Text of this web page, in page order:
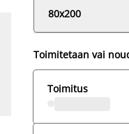
80x200
Toimitetaan vai
Toimitus